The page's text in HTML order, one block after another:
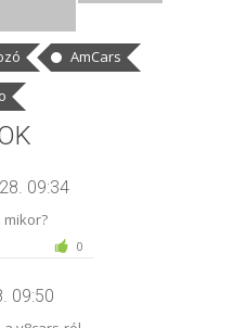
AmCars
09:34
mikor?
0
09:50